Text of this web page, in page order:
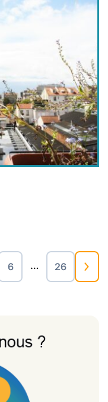
6 … 26